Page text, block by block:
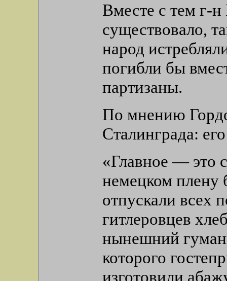
Вместе с тем г-
существовало,
народ
погибли бы
партизаны.
По мнению
Сталинграда:
«Главное — это
немецком
отпускали всех
гитлеровцев
нынешний
которого
изготовили